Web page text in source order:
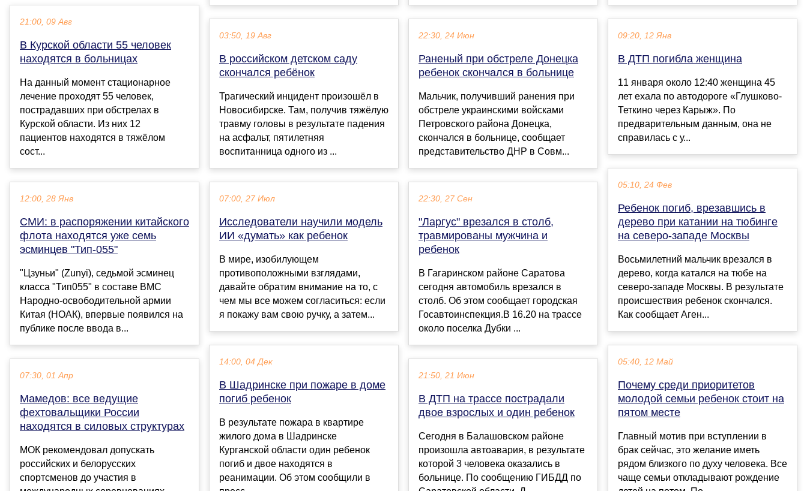
21:00, 09 Авг
В Курской области 55 человек
находятся в больницах
На данный момент стационарное
лечение проходят 55 человек,
пострадавших при обстрелах в
Курской области. Из них 12
пациентов находятся в тяжёлом
сост...
12:00, 28 Янв
СМИ: в распоряжении китайского
флота находятся уже семь
эсминцев "Тип-055"
"Цзуньи" (Zunyi), седьмой эсминец
класса "Тип055" в составе ВМС
Народно-освободительной армии
Китая (НОАК), впервые появился на
публике после ввода в...
07:30, 01 Апр
Мамедов: все ведущие
фехтовальщики России
находятся в силовых структурах
МОК рекомендовал допускать
российских и белорусских
спортсменов до участия в
03:50, 19 Авг
В российском детском саду
скончался ребёнок
Трагический инцидент произошёл в
Новосибирске. Там, получив тяжёлую
травму головы в результате падения
на асфальт, пятилетняя
воспитанница одного из ...
07:00, 27 Июл
Исследователи научили модель
ИИ «думать» как ребенок
В мире, изобилующем
противоположными взглядами,
давайте обратим внимание на то, с
чем мы все можем согласиться: если
я покажу вам свою ручку, а затем...
14:00, 04 Дек
В Шадринске при пожаре в доме
погиб ребенок
В результате пожара в квартире
жилого дома в Шадринске
Курганской области один ребенок
погиб и двое находятся в
реанимации. Об этом сообщили в
22:30, 24 Июн
Раненый при обстреле Донецка
ребенок скончался в больнице
Мальчик, получивший ранения при
обстреле украинскими войсками
Петровского района Донецка,
скончался в больнице, сообщает
представительство ДНР в Совм...
22:30, 27 Сен
"Ларгус" врезался в столб,
травмированы мужчина и
ребенок
В Гагаринском районе Саратова
сегодня автомобиль врезался в
столб. Об этом сообщает городская
Госавтоинспекция.В 16.20 на трассе
около поселка Дубки ...
21:50, 21 Июн
В ДТП на трассе пострадали
двое взрослых и один ребенок
Сегодня в Балашовском районе
произошла автоавария, в результате
которой 3 человека оказались в
больнице. По сообщению ГИБДД по
09:20, 12 Янв
В ДТП погибла женщина
11 января около 12:40 женщина 45
лет ехала по автодороге «Глушково-
Теткино через Карыж». По
предварительным данным, она не
справилась с у...
05:10, 24 Фев
Ребенок погиб, врезавшись в
дерево при катании на тюбинге
на северо-западе Москвы
Восьмилетний мальчик врезался в
дерево, когда катался на тюбе на
северо-западе Москвы. В результате
происшествия ребенок скончался.
Как сообщает Аген...
05:40, 12 Май
Почему среди приоритетов
молодой семьи ребенок стоит на
пятом месте
Главный мотив при вступлении в
брак сейчас, это желание иметь
рядом близкого по духу человека. Все
чаще семьи откладывают рождение